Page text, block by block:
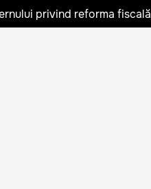
privind reforma fiscală